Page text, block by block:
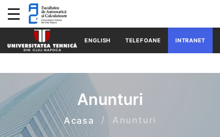
ENGLISH TELEFOANE INTRANET
Anunturi
Acasa Anunturi